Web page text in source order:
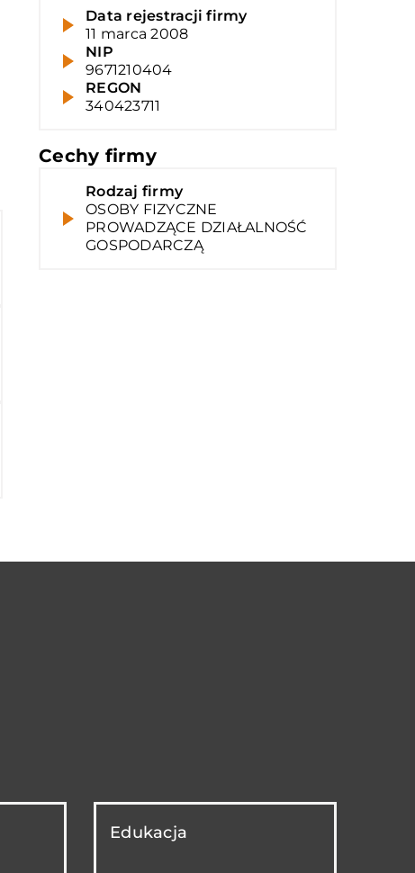
Data rejestracji firmy
11 marca 2008
NIP
9671210404
REGON
340423711
Cechy firmy
Rodzaj firmy
OSOBY FIZYCZNE
PROWADZĄCE DZIAŁALNOŚĆ
GOSPODARCZĄ
Edukacja